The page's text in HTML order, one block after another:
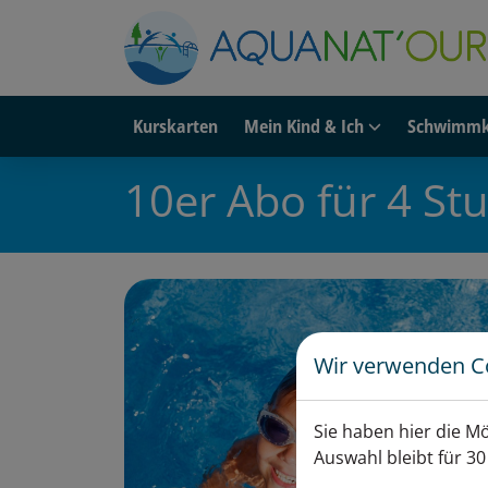
Kurskarten Mein Kind & Ich
10er Abo für 4
Wir verwenden
Sie haben hier die
Auswahl bleibt für